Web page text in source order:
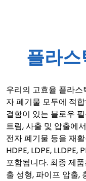
플라
우리의 고효율 플라
자 폐기물 모두에 적
결함이 있는 블로우
트림, 사출 및 압출에
전자 폐기물 등을 재
HDPE, LDPE, LLDPE,
포함됩니다. 최종 제
출 성형, 파이프 압출,